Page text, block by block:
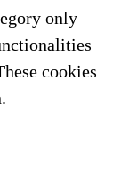
only
cookies